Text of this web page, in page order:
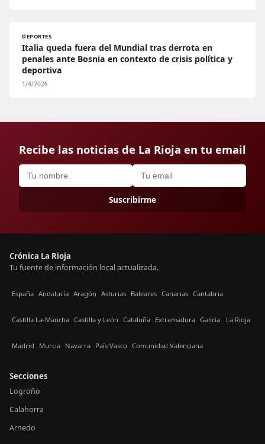
DEPORTES
Italia queda fuera del Mundial tras derrota en
penales ante Bosnia en contexto de crisis política y
deportiva
1/4/2026
Recibe las noticias de La Rioja en tu email
Suscribirme
Crónica La Rioja
Tu fuente de información local actualizada.
España Andalucía Aragón Asturias Baleares Canarias Cantabria
Castilla La-Mancha Castilla y León Cataluña Extremadura Galicia La Rioja
Madrid Murcia Navarra País Vasco Comunidad Valenciana
Secciones
Logroño
Calahorra
Arnedo